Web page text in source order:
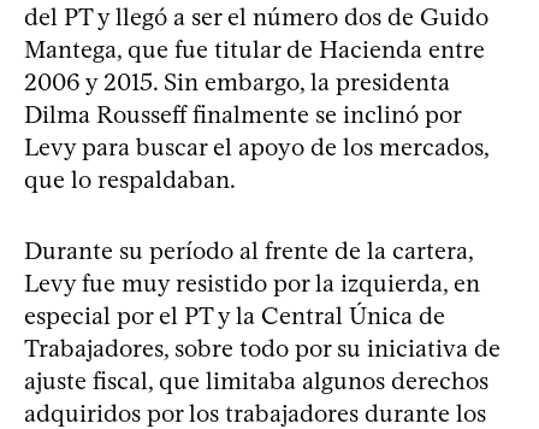
del PT y llegó a ser el número dos de Guido
Mantega, que fue titular de Hacienda entre
2006 y 2015. Sin embargo, la presidenta
Dilma Rousseff finalmente se inclinó por
Levy para buscar el apoyo de los mercados,
que lo respaldaban.
Durante su período al frente de la cartera,
Levy fue muy resistido por la izquierda, en
especial por el PT y la Central Única de
Trabajadores, sobre todo por su iniciativa de
ajuste fiscal, que limitaba algunos derechos
adquiridos por los trabajadores durante los